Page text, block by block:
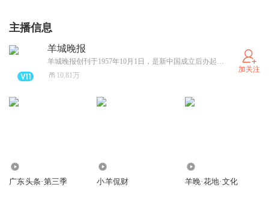
主播信息
羊城晚报
羊城晚报创刊于1957年10月1日，是新中国成立后办起的第一张大型综合性晚报，是广东省委主管主办的省级党报，深耕岭南，辐射全国至海外，曾有百万级发行量。2003年羊城晚报位列全球日报发行量20强。如今，羊城晚报已经发展成为集报纸、网站、客户端为一体的全媒体传播平台，2020年融合传播力指数综合得分在所有省级报纸中排名第三。
10.81万
加关注
广东头条·第三季 小羊侃财 羊晚·花地·文化